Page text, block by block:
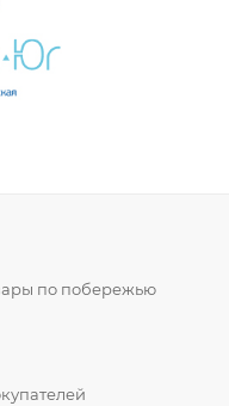
по побережью